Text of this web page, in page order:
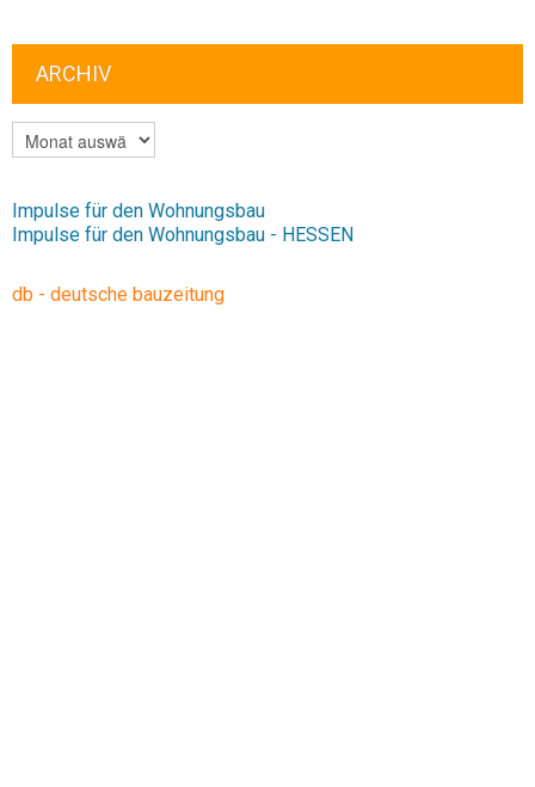
ARCHIV
ARCHIV
Impulse für den Wohnungsbau
Impulse für den Wohnungsbau - HESSEN
db - deutsche bauzeitung